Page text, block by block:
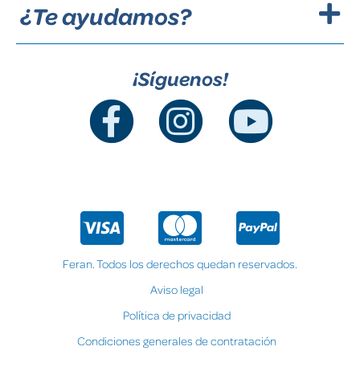
¿Te ayudamos?
¡Síguenos!
Feran. Todos los derechos quedan reservados.
Aviso legal
Política de privacidad
Condiciones generales de contratación